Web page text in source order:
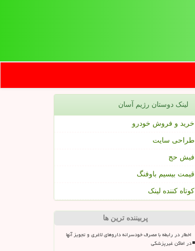
لینک دوستان رژیم آسان
خرید و فروش خودرو
طراحی سایت
فیش حج
قیمت بیسیم باوفنگ
کوتاه کننده لینک
پربیننده ترین ها
اخطار در رابطه با مصرف خودسرانه داروهای لاغری و تجویز آنها
در اماکن غیرپزشکی